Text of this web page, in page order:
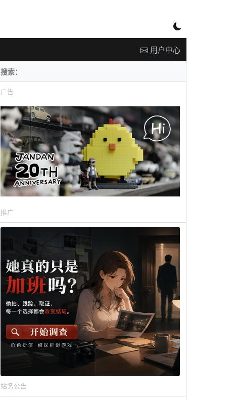
用户中心
广告
推广
站务公告